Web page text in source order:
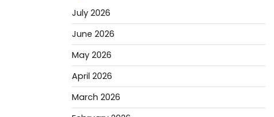
July 2026
June 2026
May 2026
April 2026
March 2026